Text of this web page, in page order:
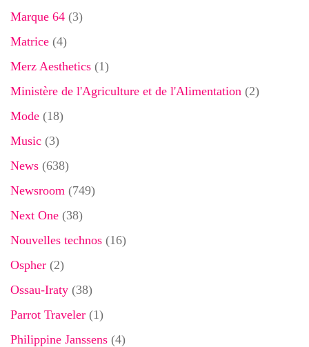
Marque 64 (3)
Matrice (4)
Merz Aesthetics (1)
Ministère de l'Agriculture et de l'Alimentation (2)
Mode (18)
Music (3)
News (638)
Newsroom (749)
Next One (38)
Nouvelles technos (16)
Ospher (2)
Ossau-Iraty (38)
Parrot Traveler (1)
Philippine Janssens (4)